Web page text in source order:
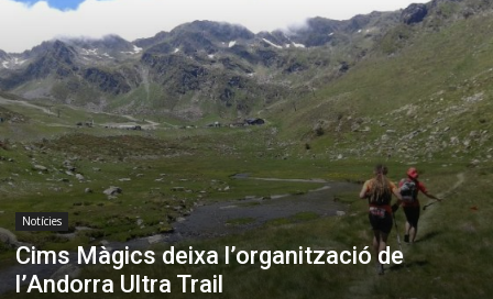
Notícies
Cims Màgics deixa l’organització de
l’Andorra Ultra Trail